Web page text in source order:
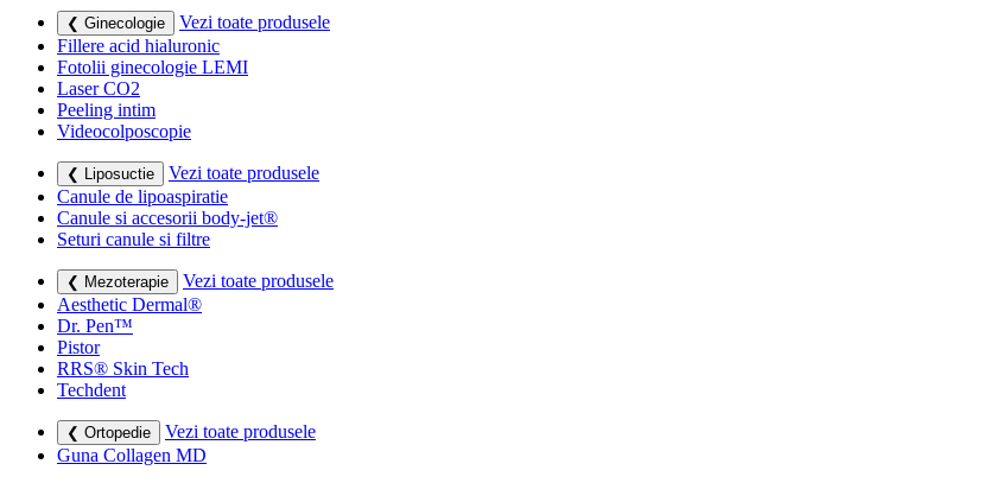
❮ Ginecologie
Vezi toate produsele
Fillere acid hialuronic
Fotolii ginecologie LEMI
Laser CO2
Peeling intim
Videocolposcopie
❮ Liposuctie
Vezi toate produsele
Canule de lipoaspiratie
Canule si accesorii body-jet®
Seturi canule si filtre
❮ Mezoterapie
Vezi toate produsele
Aesthetic Dermal®
Dr. Pen™
Pistor
RRS® Skin Tech
Techdent
❮ Ortopedie
Vezi toate produsele
Guna Collagen MD